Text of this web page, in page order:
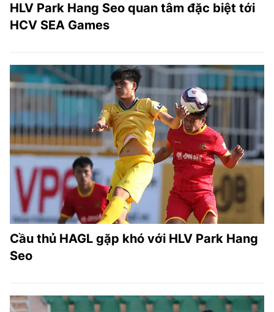
HLV Park Hang Seo quan tâm đặc biệt tới
HCV SEA Games
Cầu thủ HAGL gặp khó với HLV Park Hang
Seo